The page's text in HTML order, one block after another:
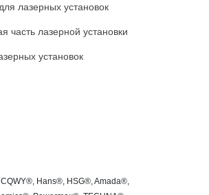
лазерных установок
часть лазерной установки
установок
Hans®, HSG®, Amada®,